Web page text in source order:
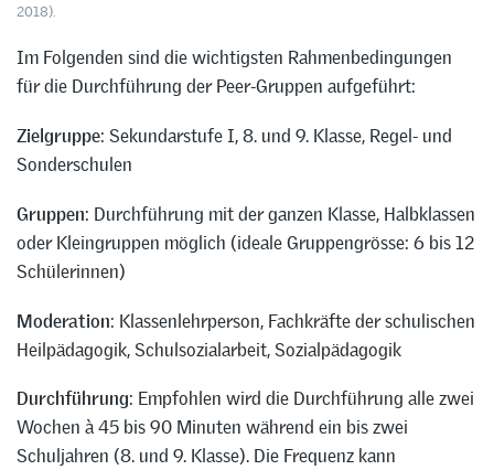
2018).
Im Folgenden sind die wichtigsten Rahmenbedingungen
für die Durchführung der Peer-Gruppen aufgeführt:
Zielgruppe: Sekundarstufe I, 8. und 9. Klasse, Regel- und
Sonderschulen
Gruppen: Durchführung mit der ganzen Klasse, Halbklassen
oder Kleingruppen möglich (ideale Gruppengrösse: 6 bis 12
Schülerinnen)
Moderation: Klassenlehrperson, Fachkräfte der schulischen
Heilpädagogik, Schulsozialarbeit, Sozialpädagogik
Durchführung: Empfohlen wird die Durchführung alle zwei
Wochen à 45 bis 90 Minuten während ein bis zwei
Schuljahren (8. und 9. Klasse). Die Frequenz kann